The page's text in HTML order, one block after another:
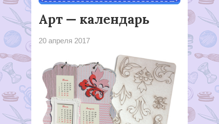
Арт — календарь
20 апреля 2017